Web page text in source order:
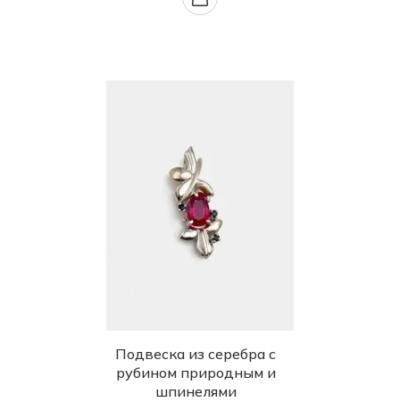
Подвеска из серебра с
рубином природным и
шпинелями